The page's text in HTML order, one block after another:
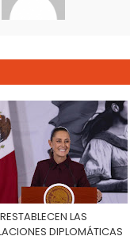
LAS
DIPLOMÁTICAS